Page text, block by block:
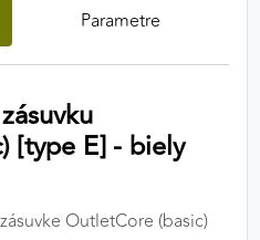
Parametre
[type E] - biely
OutletCore (basic)
stránok.
Google
COOKIES